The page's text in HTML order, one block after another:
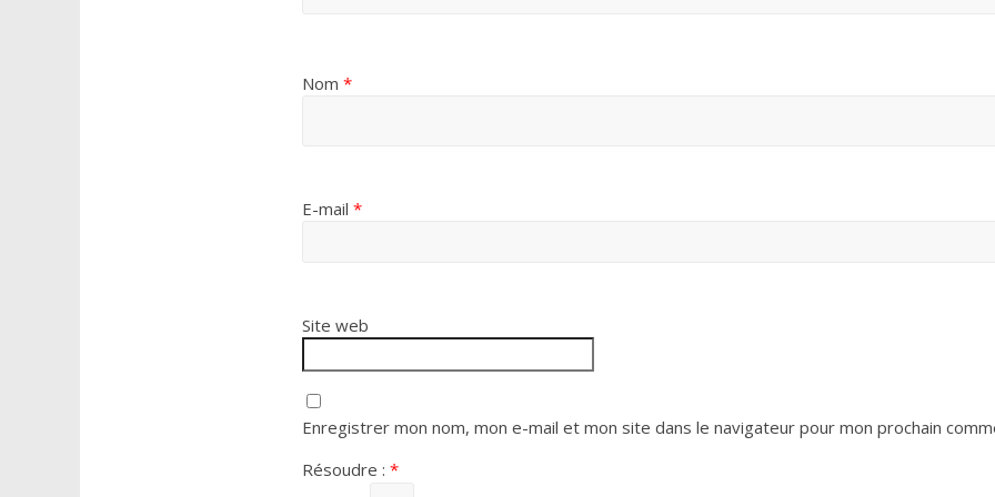
Nom *
E-mail *
Site web
Enregistrer mon nom, mon e-mail et mon site dans le navigateur pour mon prochain
Résoudre : *